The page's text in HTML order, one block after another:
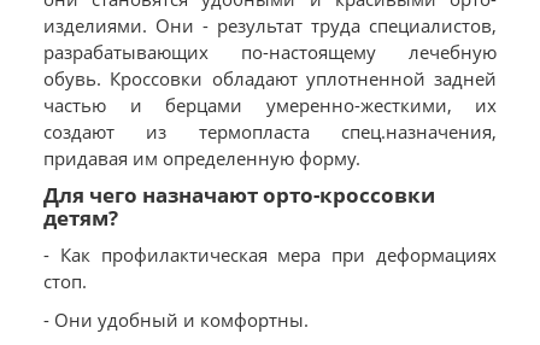
изделиями. Они - результат труда специалистов,
разрабатывающих по-настоящему лечебную
обувь. Кроссовки обладают уплотненной задней
частью и берцами умеренно-жесткими, их
создают из термопласта спец.назначения,
придавая им определенную форму.
Для чего назначают орто-кроссовки
детям?
- Как профилактическая мера при деформациях
стоп.
- Они удобный и комфортны.